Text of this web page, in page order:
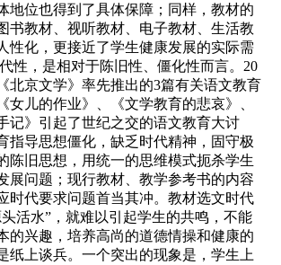
地位也得到了具体保障；同样，教材的
书教材、视听教材、电子教材、生活教
性化，更接近了学生健康发展的实际需
，是相对于陈旧性、僵化性而言。20
北京文学》率先推出的3篇有关语文教育
女儿的作业》、《文学教育的悲哀》、
记》引起了世纪之交的语文教育大讨
指导思想僵化，缺乏时代精神，固守极
陈旧思想，用统一的思维模式扼杀学生
展问题；现行教材、教学参考书的内容
时代要求问题首当其冲。教材选文时代
活水”，就难以引起学生的共鸣，不能
的兴趣，培养高尚的道德情操和健康的
纸上谈兵。一个突出的现象是，学生上